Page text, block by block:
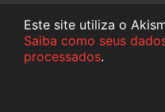
Este site utiliza o
Saiba como seus
processados.